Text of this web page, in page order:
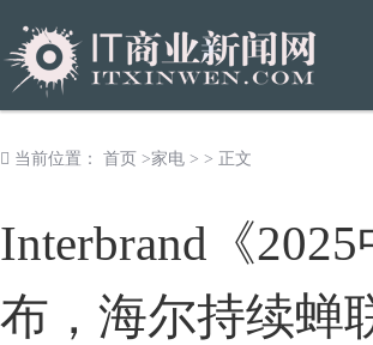
当前位置： 首页 >家电 > > 正文
Interbrand《
布，海尔持续蝉